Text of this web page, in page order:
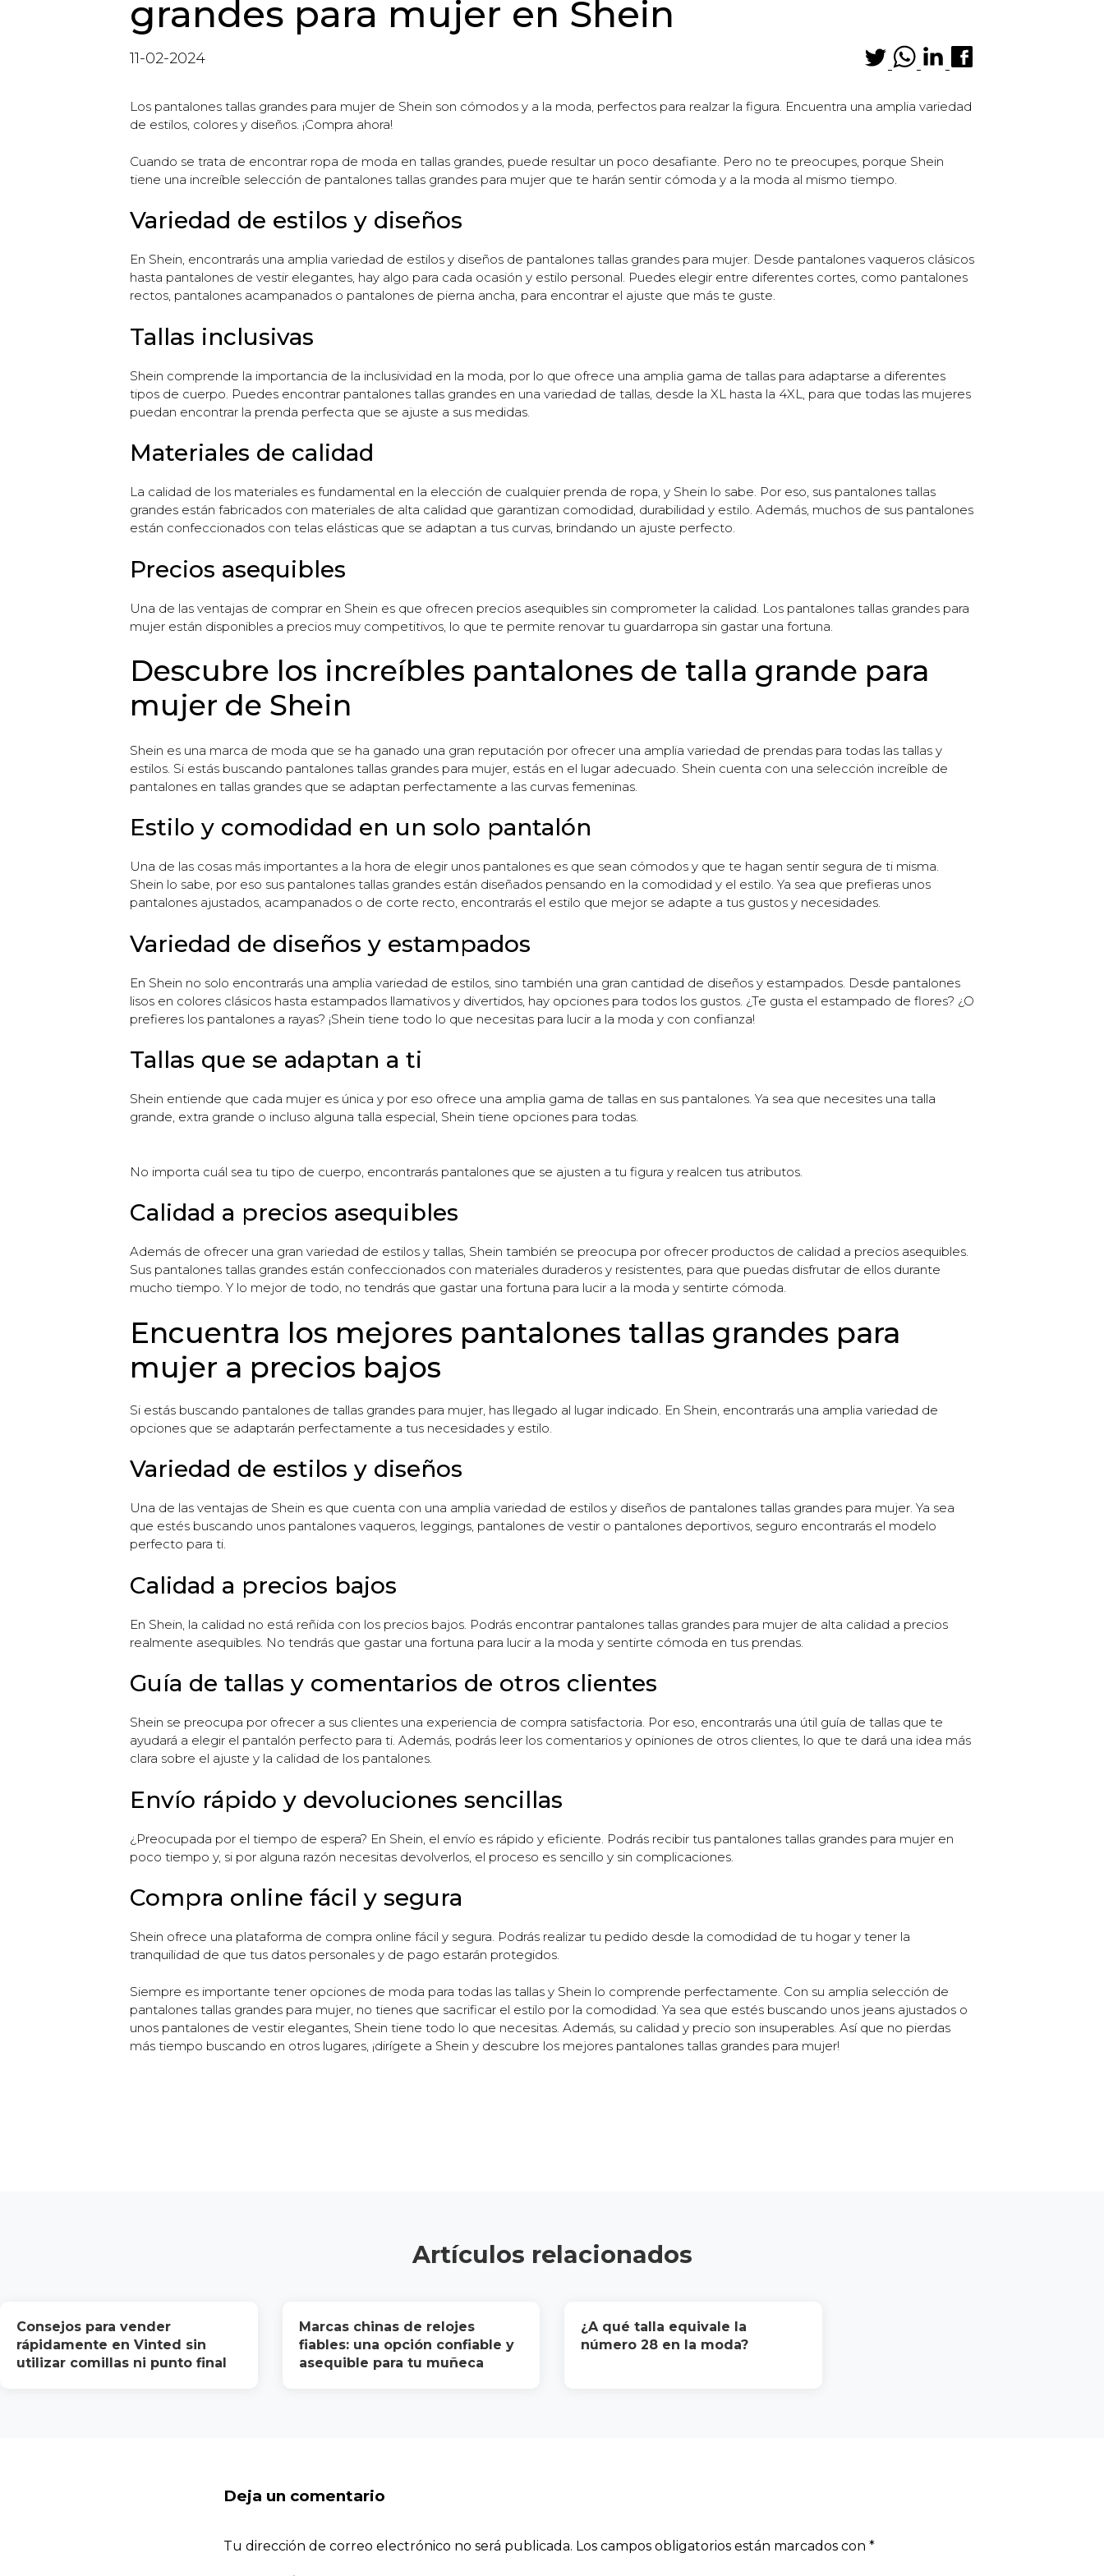
grandes para mujer en Shein
11-02-2024
Los pantalones tallas grandes para mujer de Shein son cómodos y a la moda, perfectos para realzar la figura. Encuentra una amplia variedad
de estilos, colores y diseños. ¡Compra ahora!
Cuando se trata de encontrar ropa de moda en tallas grandes, puede resultar un poco desafiante. Pero no te preocupes, porque Shein
tiene una increíble selección de pantalones tallas grandes para mujer que te harán sentir cómoda y a la moda al mismo tiempo.
Variedad de estilos y diseños
En Shein, encontrarás una amplia variedad de estilos y diseños de pantalones tallas grandes para mujer. Desde pantalones vaqueros clásicos
hasta pantalones de vestir elegantes, hay algo para cada ocasión y estilo personal. Puedes elegir entre diferentes cortes, como pantalones
rectos, pantalones acampanados o pantalones de pierna ancha, para encontrar el ajuste que más te guste.
Tallas inclusivas
Shein comprende la importancia de la inclusividad en la moda, por lo que ofrece una amplia gama de tallas para adaptarse a diferentes
tipos de cuerpo. Puedes encontrar pantalones tallas grandes en una variedad de tallas, desde la XL hasta la 4XL, para que todas las mujeres
puedan encontrar la prenda perfecta que se ajuste a sus medidas.
Materiales de calidad
La calidad de los materiales es fundamental en la elección de cualquier prenda de ropa, y Shein lo sabe. Por eso, sus pantalones tallas
grandes están fabricados con materiales de alta calidad que garantizan comodidad, durabilidad y estilo. Además, muchos de sus pantalones
están confeccionados con telas elásticas que se adaptan a tus curvas, brindando un ajuste perfecto.
Precios asequibles
Una de las ventajas de comprar en Shein es que ofrecen precios asequibles sin comprometer la calidad. Los pantalones tallas grandes para
mujer están disponibles a precios muy competitivos, lo que te permite renovar tu guardarropa sin gastar una fortuna.
Descubre los increíbles pantalones de talla grande para
mujer de Shein
Shein es una marca de moda que se ha ganado una gran reputación por ofrecer una amplia variedad de prendas para todas las tallas y
estilos. Si estás buscando pantalones tallas grandes para mujer, estás en el lugar adecuado. Shein cuenta con una selección increíble de
pantalones en tallas grandes que se adaptan perfectamente a las curvas femeninas.
Estilo y comodidad en un solo pantalón
Una de las cosas más importantes a la hora de elegir unos pantalones es que sean cómodos y que te hagan sentir segura de ti misma.
Shein lo sabe, por eso sus pantalones tallas grandes están diseñados pensando en la comodidad y el estilo. Ya sea que prefieras unos
pantalones ajustados, acampanados o de corte recto, encontrarás el estilo que mejor se adapte a tus gustos y necesidades.
Variedad de diseños y estampados
En Shein no solo encontrarás una amplia variedad de estilos, sino también una gran cantidad de diseños y estampados. Desde pantalones
lisos en colores clásicos hasta estampados llamativos y divertidos, hay opciones para todos los gustos. ¿Te gusta el estampado de flores? ¿O
prefieres los pantalones a rayas? ¡Shein tiene todo lo que necesitas para lucir a la moda y con confianza!
Tallas que se adaptan a ti
Shein entiende que cada mujer es única y por eso ofrece una amplia gama de tallas en sus pantalones. Ya sea que necesites una talla
grande, extra grande o incluso alguna talla especial, Shein tiene opciones para todas.
No importa cuál sea tu tipo de cuerpo, encontrarás pantalones que se ajusten a tu figura y realcen tus atributos.
Calidad a precios asequibles
Además de ofrecer una gran variedad de estilos y tallas, Shein también se preocupa por ofrecer productos de calidad a precios asequibles.
Sus pantalones tallas grandes están confeccionados con materiales duraderos y resistentes, para que puedas disfrutar de ellos durante
mucho tiempo. Y lo mejor de todo, no tendrás que gastar una fortuna para lucir a la moda y sentirte cómoda.
Encuentra los mejores pantalones tallas grandes para
mujer a precios bajos
Si estás buscando pantalones de tallas grandes para mujer, has llegado al lugar indicado. En Shein, encontrarás una amplia variedad de
opciones que se adaptarán perfectamente a tus necesidades y estilo.
Variedad de estilos y diseños
Una de las ventajas de Shein es que cuenta con una amplia variedad de estilos y diseños de pantalones tallas grandes para mujer. Ya sea
que estés buscando unos pantalones vaqueros, leggings, pantalones de vestir o pantalones deportivos, seguro encontrarás el modelo
perfecto para ti.
Calidad a precios bajos
En Shein, la calidad no está reñida con los precios bajos. Podrás encontrar pantalones tallas grandes para mujer de alta calidad a precios
realmente asequibles. No tendrás que gastar una fortuna para lucir a la moda y sentirte cómoda en tus prendas.
Guía de tallas y comentarios de otros clientes
Shein se preocupa por ofrecer a sus clientes una experiencia de compra satisfactoria. Por eso, encontrarás una útil guía de tallas que te
ayudará a elegir el pantalón perfecto para ti. Además, podrás leer los comentarios y opiniones de otros clientes, lo que te dará una idea más
clara sobre el ajuste y la calidad de los pantalones.
Envío rápido y devoluciones sencillas
¿Preocupada por el tiempo de espera? En Shein, el envío es rápido y eficiente. Podrás recibir tus pantalones tallas grandes para mujer en
poco tiempo y, si por alguna razón necesitas devolverlos, el proceso es sencillo y sin complicaciones.
Compra online fácil y segura
Shein ofrece una plataforma de compra online fácil y segura. Podrás realizar tu pedido desde la comodidad de tu hogar y tener la
tranquilidad de que tus datos personales y de pago estarán protegidos.
Siempre es importante tener opciones de moda para todas las tallas y Shein lo comprende perfectamente. Con su amplia selección de
pantalones tallas grandes para mujer, no tienes que sacrificar el estilo por la comodidad. Ya sea que estés buscando unos jeans ajustados o
unos pantalones de vestir elegantes, Shein tiene todo lo que necesitas. Además, su calidad y precio son insuperables. Así que no pierdas
más tiempo buscando en otros lugares, ¡dirígete a Shein y descubre los mejores pantalones tallas grandes para mujer!
Artículos relacionados
Consejos para vender
rápidamente en Vinted sin
utilizar comillas ni punto final
Marcas chinas de relojes
fiables: una opción confiable y
asequible para tu muñeca
¿A qué talla equivale la
número 28 en la moda?
Deja un comentario
Tu dirección de correo electrónico no será publicada. Los campos obligatorios están marcados con *